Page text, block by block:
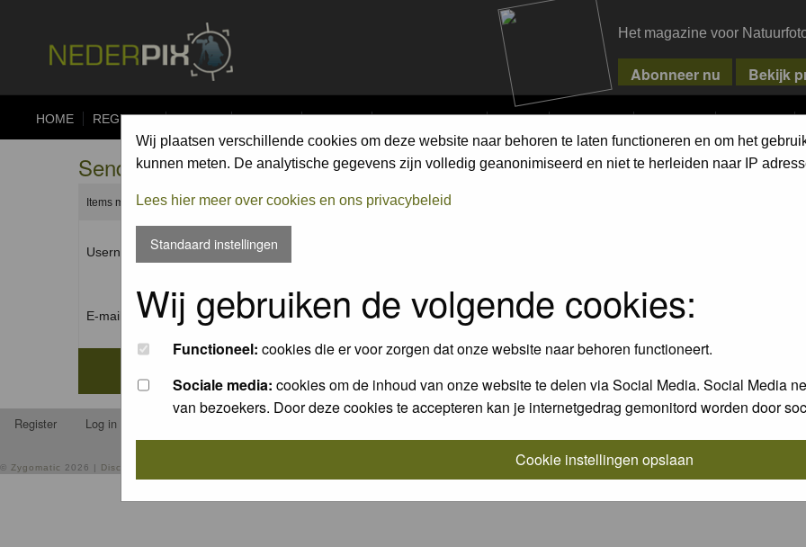
Het magazine voor
HOME REGISTER FORUM UPLOAD ALBUMS COMPETITIONS PIXPAS MAGAZINE WEBSHOP CONTACT
Wij plaatsen verschillende cookies om deze website naar behoren te laten functioneren en om het
kunnen meten. De analytische gegevens zijn volledig geanonimiseerd en niet te herleiden naar IP
Lees hier meer over cookies en ons privacybeleid
Standaard instellingen
Wij gebruiken de volgende cookies:
Functioneel: cookies die er voor zorgen dat onze website naar behoren functioneert.
Sociale media: cookies om de inhoud van onze website te delen via Social Media. Social Media
van bezoekers. Door deze cookies te accepteren kan je internetgedrag gemonitord worden door
Cookie instellingen opslaan
Send me a new password
Items marked with a * are required unless stated otherwise.
Username: *
E-mail address: *
Register Log in
© Zygomatic 2026 | Disclaimer